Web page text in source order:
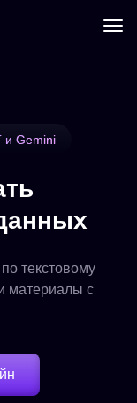
и Gemini
текстовому
материалы с